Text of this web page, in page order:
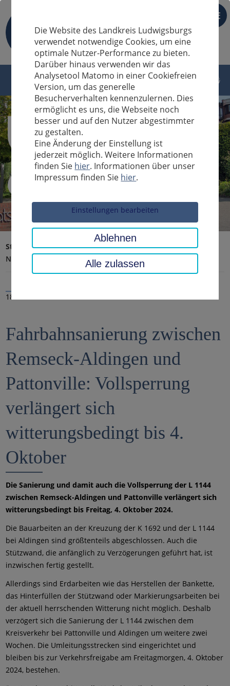
DE
Sucheingabe
Startseite Landratsamt, Landkreis
Aktuelles
Nachrichten
18.09.2024
Fahrbahnsanierung zwischen
Remseck-Aldingen und
Pattonville: Vollsperrung
verlängert sich
witterungsbedingt bis 4.
Oktober
Die Sanierung und damit auch die Vollsperrung der L 1144
zwischen Remseck-Aldingen und Pattonville verlängert sich
witterungsbedingt bis Freitag, 4. Oktober 2024.
Die Bauarbeiten an der Kreuzung der K 1692 und der L 1144
bei Aldingen sind größtenteils abgeschlossen. Auch die
Stützwand, die anfänglich zu Verzögerungen geführt hat, ist
inzwischen fertig gestellt.
Allerdings sind Erdarbeiten wie das Herstellen der Bankette,
das Hinterfüllen der Stützwand oder Markierungsarbeiten bei
der aktuell herrschenden Witterung nicht möglich. Deshalb
verzögert sich die Sanierung der L 1144 zwischen dem
Kreisverkehr bei Pattonville und Aldingen um weitere zwei
Wochen. Die Umleitungsstrecken sind eingerichtet und
bleiben bis zur Verkehrsfreigabe am Freitagmorgen, 4. Oktober
2024, bestehen.
Die Website des Landkreis Ludwigsburgs
verwendet notwendige Cookies, um eine
optimale Nutzer-Performance zu bieten.
Darüber hinaus verwenden wir das
Analysetool Matomo in einer Cookiefreien
Version, um das generelle
Besucherverhalten kennenzulernen. Dies
ermöglicht es uns, die Webseite noch
besser und auf den Nutzer abgestimmter
zu gestalten.
Eine Änderung der Einstellung ist
jederzeit möglich. Weitere Informationen
finden Sie hier. Informationen über unser
Impressum finden Sie hier.
Einstellungen bearbeiten
Ablehnen
Alle zulassen